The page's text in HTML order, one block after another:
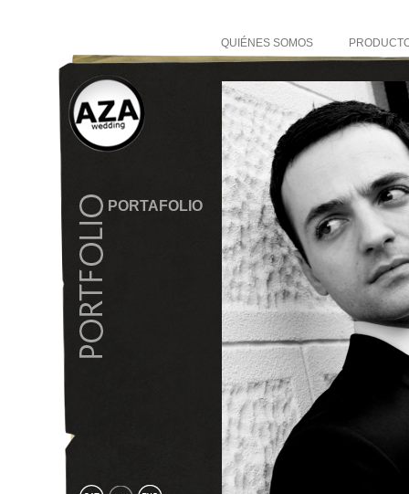
QUIÉNES SOMOS
PORTAFOLIO